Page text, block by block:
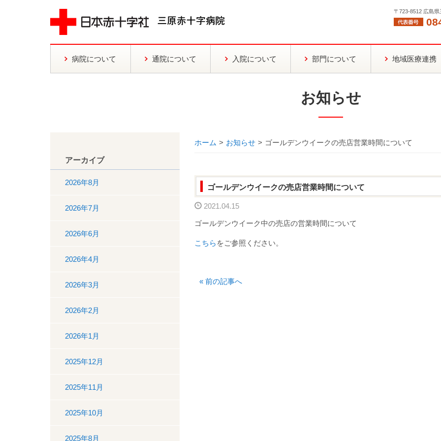
〒723-8512 広島
病院について 通院について 入院について 部門について 地域医療連携
お知らせ
ホーム > お知らせ > ゴールデンウイークの売店営業時間について
ゴールデンウイークの売店営業時間について
2021.04.15
ゴールデンウイーク中の売店の営業時間について
こちら をご参照ください。
«前の記事へ
アーカイブ
2026年8月
2026年7月
2026年6月
2026年4月
2026年3月
2026年2月
2026年1月
2025年12月
2025年11月
2025年10月
2025年8月